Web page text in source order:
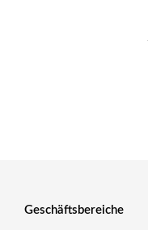
Geschäftsbereiche